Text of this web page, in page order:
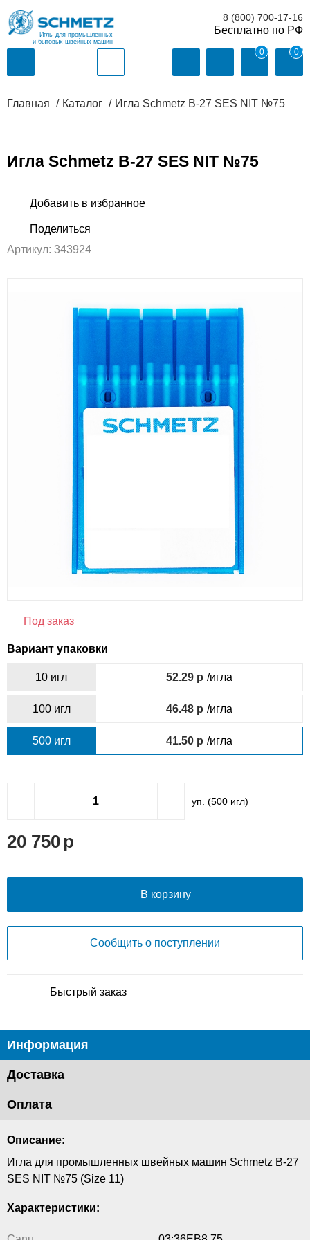
Иглы для промышленных
и бытовых швейных машин
8 (800) 700-17-16
0 0
Главная Каталог Игла Schmetz B-27 SES NIT №75
Игла Schmetz B-27 SES NIT №75
Артикул: 343924
Под заказ
Вариант упаковки
10 игл 52.29 /игла
100 игл 46.48 /игла
500 игл 41.50 /игла
уп. (500игл)
20 750
В корзину
Сообщить о поступлении
Быстрый заказ
Информация
Доставка
Оплата
Описание:
Игла для промышленных швейных машин Schmetz B-27
SES NIT №75 (Size 11)
Характеристики: